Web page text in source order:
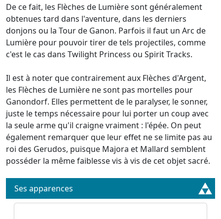
De ce fait, les Flèches de Lumière sont généralement
obtenues tard dans l'aventure, dans les derniers
donjons ou la Tour de Ganon. Parfois il faut un Arc de
Lumière pour pouvoir tirer de tels projectiles, comme
c'est le cas dans Twilight Princess ou Spirit Tracks.
Il est à noter que contrairement aux Flèches d'Argent,
les Flèches de Lumière ne sont pas mortelles pour
Ganondorf. Elles permettent de le paralyser, le sonner,
juste le temps nécessaire pour lui porter un coup avec
la seule arme qu'il craigne vraiment : l'épée. On peut
également remarquer que leur effet ne se limite pas au
roi des Gerudos, puisque Majora et Mallard semblent
posséder la même faiblesse vis à vis de cet objet sacré.
Ses apparences